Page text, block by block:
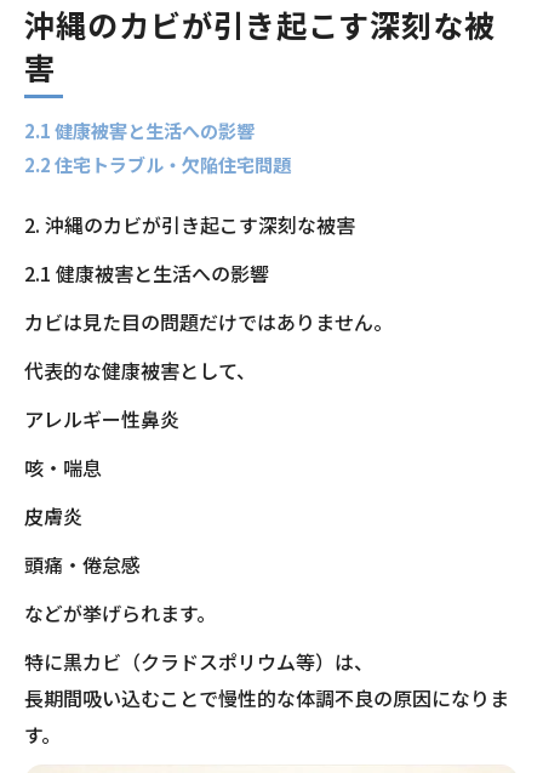
沖縄のカビが引き起こす深刻な被
害
2.1 健康被害と生活への影響
2.2 住宅トラブル・欠陥住宅問題
2. 沖縄のカビが引き起こす深刻な被害
2.1 健康被害と生活への影響
カビは見た目の問題だけではありません。
代表的な健康被害として、
アレルギー性鼻炎
咳・喘息
皮膚炎
頭痛・倦怠感
などが挙げられます。
特に黒カビ（クラドスポリウム等）は、
長期間吸い込むことで慢性的な体調不良の原因になりま
す。